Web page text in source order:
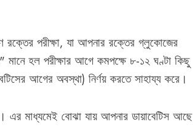
রক্তের পরীক্ষা, যা আপনার রক্তের গ্লুকোজের
মানে হল পরীক্ষার আগে কমপক্ষে ৮-১২ ঘণ্টা কিছু
আগের অবস্থা) নির্ণয় করতে সাহায্য করে।
এর মাধ্যমেই বোঝা যায় আপনার ডায়াবেটিস আছে